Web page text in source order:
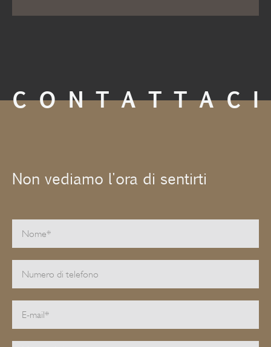
CONTATTACI
Non vediamo l'ora di sentirti